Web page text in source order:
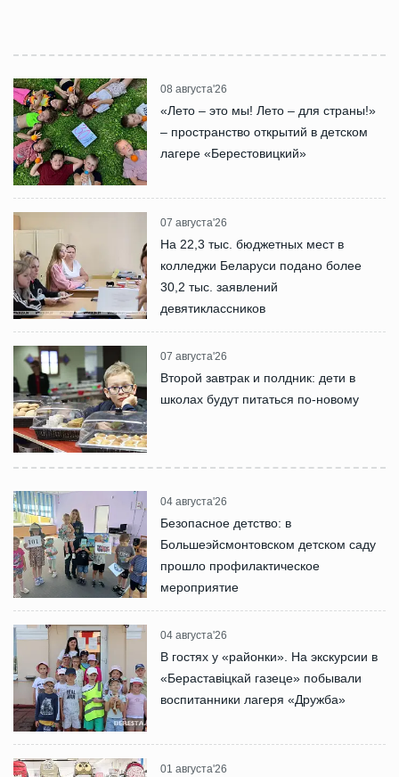
08 августа'26
«Лето – это мы! Лето – для страны!»
– пространство открытий в детском
лагере «Берестовицкий»
07 августа'26
На 22,3 тыс. бюджетных мест в
колледжи Беларуси подано более
30,2 тыс. заявлений
девятиклассников
07 августа'26
Второй завтрак и полдник: дети в
школах будут питаться по-новому
04 августа'26
Безопасное детство: в
Большеэйсмонтовском детском саду
прошло профилактическое
мероприятие
04 августа'26
В гостях у «районки». На экскурсии в
«Бераставіцкай газеце» побывали
воспитанники лагеря «Дружба»
01 августа'26